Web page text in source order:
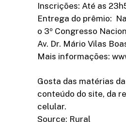
Inscrições: Até as
Entrega do prêmio:
o 3º Congresso
Av. Dr. Mário Vilas
Mais informações:
Gosta das matérias
conteúdo do site, da
celular.
Source: Rural